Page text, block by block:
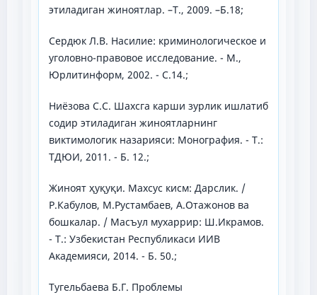
этиладиган жиноятлар. –Т., 2009. –Б.18;
Сердюк Л.В. Насилие: криминологическое и
уголовно-правовое исследование. - М.,
Юрлитинформ, 2002. - С.14.;
Ниёзова С.С. Шахсга карши зурлик ишлатиб
содир этиладиган жиноятларнинг
виктимологик назарияси: Монография. - Т.:
ТДЮИ, 2011. - Б. 12.;
Жиноят ҳуқуқи. Махсус кисм: Дарслик. /
Р.Кабулов, М.Рустамбаев, А.Отажонов ва
бошкалар. / Масъул мухаррир: Ш.Икрамов.
- Т.: Узбекистан Республикаси ИИВ
Академияси, 2014. - Б. 50.;
Тугельбаева Б.Г. Проблемы